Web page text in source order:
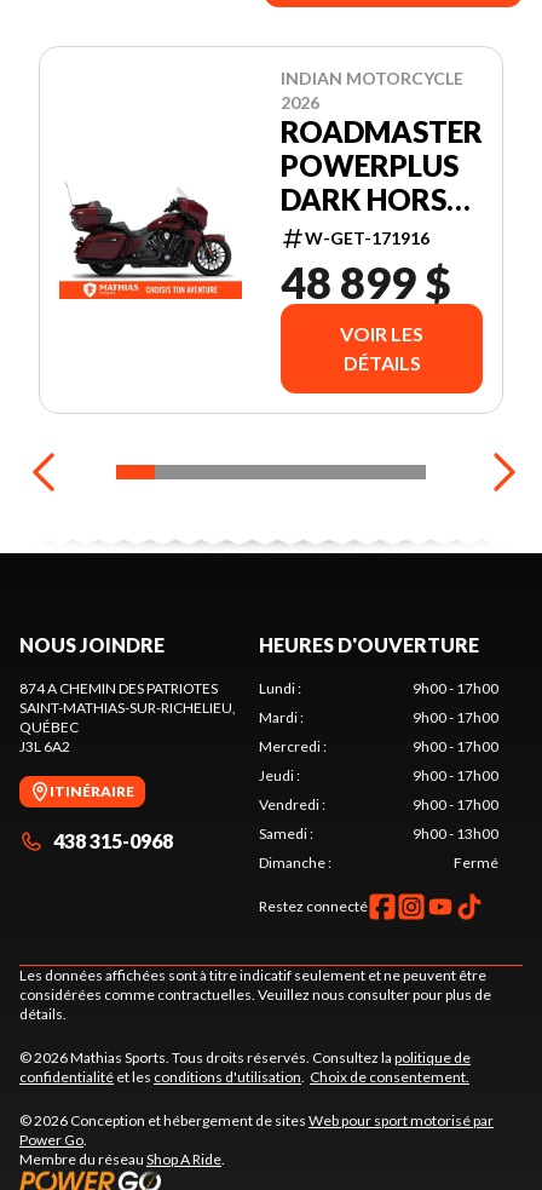
INDIAN MOTORCYCLE
2026
ROADMASTER
POWERPLUS
DARK HORSE
+ 112 &
AUDIO
PACKAGE
W-GET-171916
48 899 $
VOIR LES
DÉTAILS
NOUS JOINDRE
874 A CHEMIN DES PATRIOTES
SAINT-MATHIAS-SUR-RICHELIEU
QUÉBEC
J3L 6A2
ITINÉRAIRE
438 315-0968
HEURES D'OUVERTURE
Lundi:
9h00 - 17h00
Mardi:
9h00 - 17h00
Mercredi:
9h00 - 17h00
Jeudi:
9h00 - 17h00
Vendredi:
9h00 - 17h00
Samedi:
9h00 - 13h00
Dimanche: Fermé
Restez connecté
Les données affichées sont à titre indicatif seulement et ne peuvent être
considérées comme contractuelles. Veuillez nous consulter pour plus de
détails.
© 2026 Mathias Sports. Tous droits réservés. Consultez la politique de
confidentialité et les conditions d'utilisation Choix de consentement.
© 2026 Conception et hébergement de sites Web pour sport motorisé par
Power Go
Membre du réseau Shop A Ride